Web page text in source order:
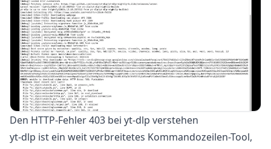
Den HTTP-Fehler 403 bei yt-dlp verstehen
yt-dlp ist ein weit verbreitetes Kommandozeilen-Tool,